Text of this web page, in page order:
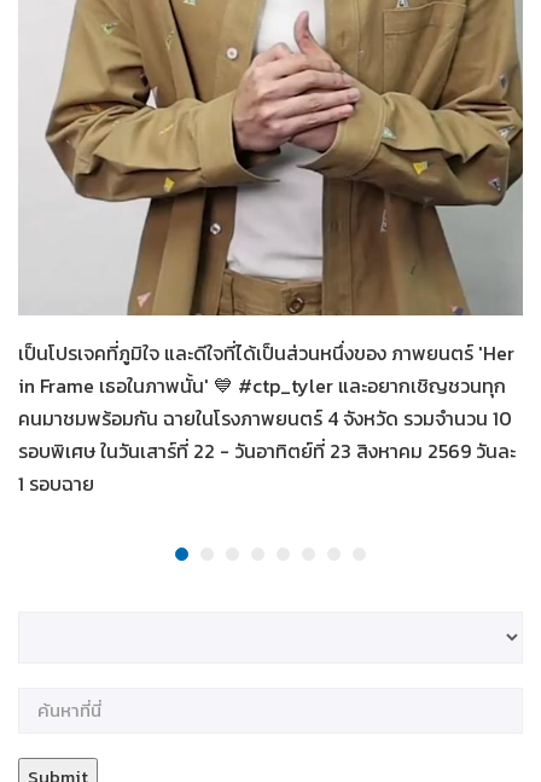
09-08-2569
Her in Frame เธอในภาพนั้น
เป็นโปรเจคที่ภูมิใจ และดีใจที่ได้เป็นส่วนหนึ่งของ ภาพยนตร์ 'Her
in Frame เธอในภาพนั้น' 💙 #ctp_tyler และอยากเชิญชวนทุก
คนมาชมพร้อมกัน ฉายในโรงภาพยนตร์ 4 จังหวัด รวมจำนวน 10
รอบพิเศษ ในวันเสาร์ที่ 22 - วันอาทิตย์ที่ 23 สิงหาคม 2569 วันละ
1 รอบฉาย